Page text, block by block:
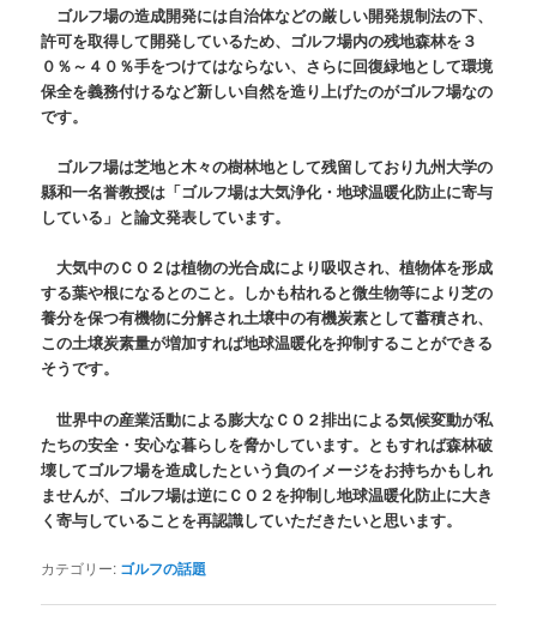
ゴルフ場の造成開発には自治体などの厳しい開発規制法の下、
許可を取得して開発しているため、ゴルフ場内の残地森林を３
０％～４０％手をつけてはならない、さらに回復緑地として環境
保全を義務付けるなど新しい自然を造り上げたのがゴルフ場なの
です。
ゴルフ場は芝地と木々の樹林地として残留しており九州大学の
縣和一名誉教授は「ゴルフ場は大気浄化・地球温暖化防止に寄与
している」と論文発表しています。
大気中のＣＯ２は植物の光合成により吸収され、植物体を形成
する葉や根になるとのこと。しかも枯れると微生物等により芝の
養分を保つ有機物に分解され土壌中の有機炭素として蓄積され、
この土壌炭素量が増加すれば地球温暖化を抑制することができる
そうです。
世界中の産業活動による膨大なＣＯ２排出による気候変動が私
たちの安全・安心な暮らしを脅かしています。ともすれば森林破
壊してゴルフ場を造成したという負のイメージをお持ちかもしれ
ませんが、ゴルフ場は逆にＣＯ２を抑制し地球温暖化防止に大き
く寄与していることを再認識していただきたいと思います。
カテゴリー: ゴルフの話題